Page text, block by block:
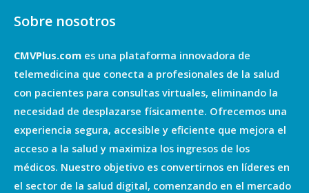
Sobre nosotros
CMVPlus.com es una plataforma innovadora de
telemedicina que conecta a profesionales de la salud
con pacientes para consultas virtuales, eliminando la
necesidad de desplazarse físicamente. Ofrecemos una
experiencia segura, accesible y eficiente que mejora el
acceso a la salud y maximiza los ingresos de los
médicos. Nuestro objetivo es convertirnos en líderes en
el sector de la salud digital, comenzando en el mercado